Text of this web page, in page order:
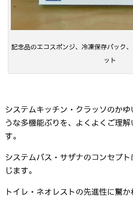
記念品のエコスポンジ、冷凍保存パック
ット
システムキッチン・クラッソのか
うな多機能ぶりを、よくよくご理
す。
システムバス・サザナのコンセプ
じます。
トイレ・ネオレストの先進性に驚か